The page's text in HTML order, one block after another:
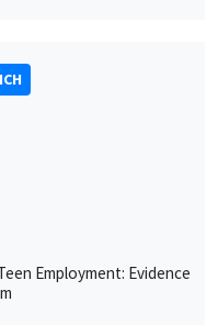
Employment: Evidence